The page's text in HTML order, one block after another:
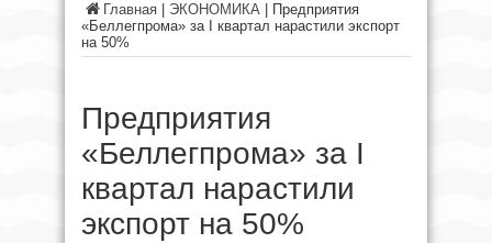
Главная ЭКОНОМИКА
Предприятия
«Беллегпрома» за I квартал нарастили экспорт
на 50%
Предприятия
«Беллегпрома» за I
квартал нарастили
экспорт на 50%